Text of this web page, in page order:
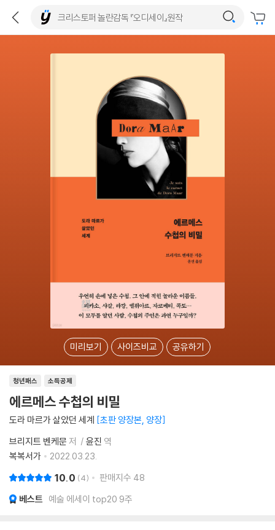
미리보기 사이즈비교 공유하기
소득공제
청년패스
에르메스 수첩의 비밀
도라 마르가 살았던 세계 초판 양장본, 양장
브리지트 벤케문 저 윤진 역
복복서가
2022.03.23.
10.0 4 판매지수 48
베스트 예술 에세이 top20 9주